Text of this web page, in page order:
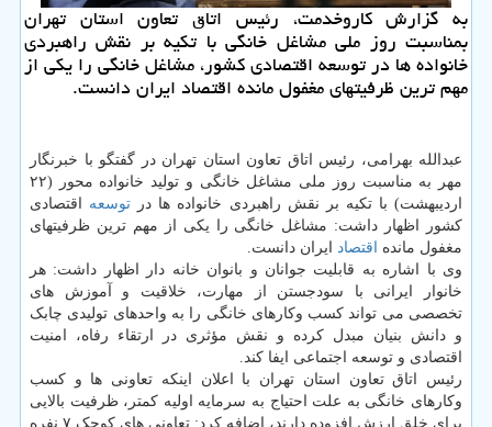
به گزارش کاروخدمت، رئیس اتاق تعاون استان تهران
بمناسبت روز ملی مشاغل خانگی با تکیه بر نقش راهبردی
خانواده ها در توسعه اقتصادی کشور، مشاغل خانگی را یکی از
مهم ترین ظرفیتهای مغفول مانده اقتصاد ایران دانست.
عبدالله بهرامی، رئیس اتاق تعاون استان تهران در گفتگو با خبرنگار
مهر به مناسبت روز ملی مشاغل خانگی و تولید خانواده محور (۲۲
اردیبهشت) با تکیه بر نقش راهبردی خانواده ها در توسعه اقتصادی
کشور اظهار داشت: مشاغل خانگی را یکی از مهم ترین ظرفیتهای
مغفول مانده
اقتصاد ایران دانست.
وی با اشاره به قابلیت جوانان و بانوان خانه دار اظهار داشت: هر
خانوار ایرانی با سودجستن از مهارت، خلاقیت و آموزش های
تخصصی می تواند کسب وکارهای خانگی را به واحدهای تولیدی چابک
و دانش بنیان مبدل کرده و نقش مؤثری در ارتقاء رفاه، امنیت
اقتصادی و توسعه اجتماعی ایفا کند.
رئیس اتاق تعاون استان تهران با اعلان اینکه تعاونی ها و کسب
وکارهای خانگی به علت احتیاج به سرمایه اولیه کمتر، ظرفیت بالایی
برای خلق ارزش افزوده دارند، اضافه کرد: تعاونی های کوچک ۷ نفره